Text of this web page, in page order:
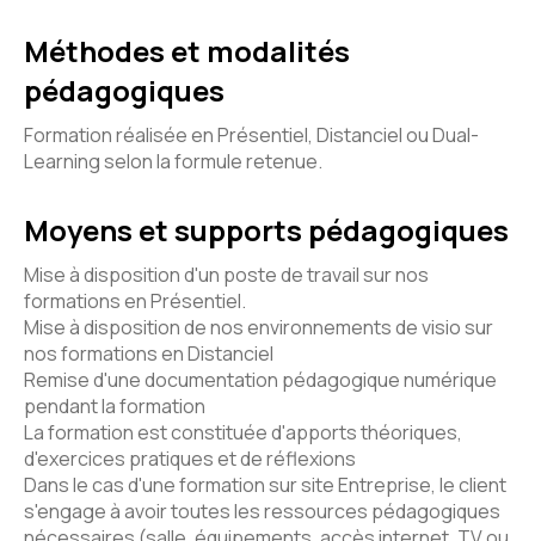
Méthodes et modalités
pédagogiques
Formation réalisée en Présentiel, Distanciel ou Dual-
Learning selon la formule retenue.
Moyens et supports pédagogiques
Mise à disposition d'un poste de travail sur nos
formations en Présentiel.
Mise à disposition de nos environnements de visio sur
nos formations en Distanciel
Remise d'une documentation pédagogique numérique
pendant la formation
La formation est constituée d'apports théoriques,
d'exercices pratiques et de réflexions
Dans le cas d'une formation sur site Entreprise, le client
s'engage à avoir toutes les ressources pédagogiques